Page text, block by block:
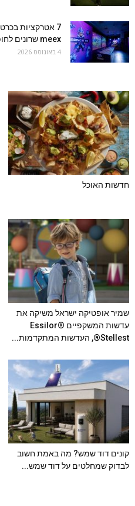
meex שרונים לחופש הגדול
4 באוגוסט 2026
חדשות האוכל
שמיר אופטיקה ישראל משיקה את
עדשות המשקפיים Essilor®
Stellest®, העדשות המתקדמות...
קונים דוד שמש? מה באמת חשוב
לבדוק שמחלטים על דוד שמש...